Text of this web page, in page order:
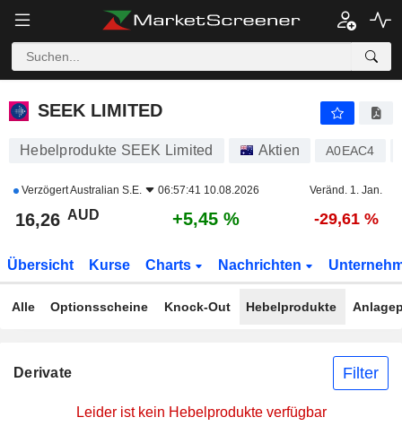
SEEK LIMITED
SEEK LIMITED
Hebelprodukte SEEK Limited Aktien A0EAC4
VerzögertAustralian S.E. 06:57:41 10.08.2026 Veränd. 1. Jan.
16,26 AUD +5,45 % -29,61 %
Übersicht Kurse Charts Nachrichten
Alle Optionsscheine Knock-Out Hebelprodukte
Derivate Filter
Leider ist kein Hebelprodukte verfügbar